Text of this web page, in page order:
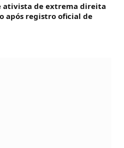
ativista de extrema direita
após registro oficial de